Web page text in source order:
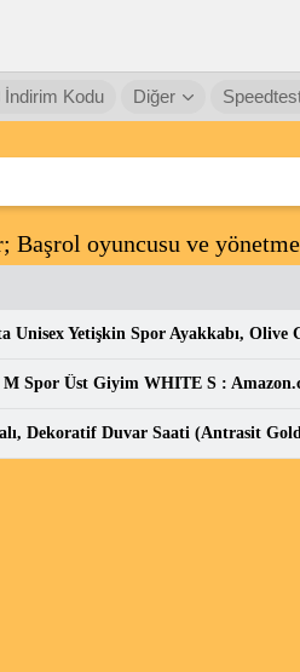
İndirim Kodu Diğer
Başrol oyuncusu ve
Spor Üst Giyim WHITE S :